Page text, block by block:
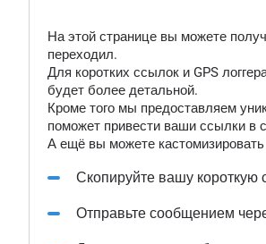
На этой странице вы можете
переходил.
Для коротких ссылок и GPS
будет более детальной.
Кроме того мы предоставляем
поможет привести ваши ссылки в
А ещё вы можете кастомизировать
Скопируйте вашу короткую
Отправьте сообщением